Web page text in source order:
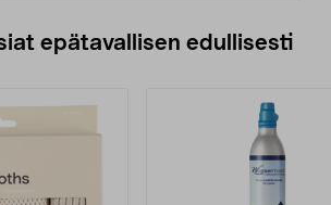
epätavallisen edullisesti